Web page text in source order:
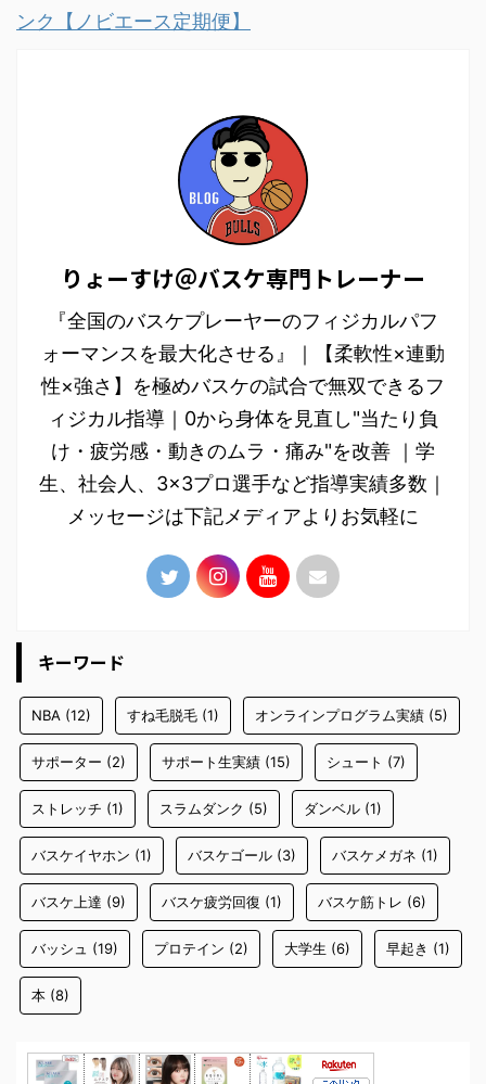
ンク【ノビエース定期便】
りょーすけ＠バスケ専門トレーナー
『全国のバスケプレーヤーのフィジカルパフ
ォーマンスを最大化させる』｜【柔軟性×連動
性×強さ】を極めバスケの試合で無双できるフ
ィジカル指導｜0から身体を見直し"当たり負
け・疲労感・動きのムラ・痛み"を改善 ｜学
生、社会人、3×3プロ選手など指導実績多数｜
メッセージは下記メディアよりお気軽に
キーワード
NBA (12) すね毛脱毛 (1) オンラインプログラム実績 (5)
サポーター (2) サポート生実績 (15) シュート (7)
ストレッチ (1) スラムダンク (5) ダンベル (1)
バスケイヤホン (1) バスケゴール (3) バスケメガネ (1)
バスケ上達 (9) バスケ疲労回復 (1) バスケ筋トレ (6)
バッシュ (19) プロテイン (2) 大学生 (6) 早起き (1)
本 (8)